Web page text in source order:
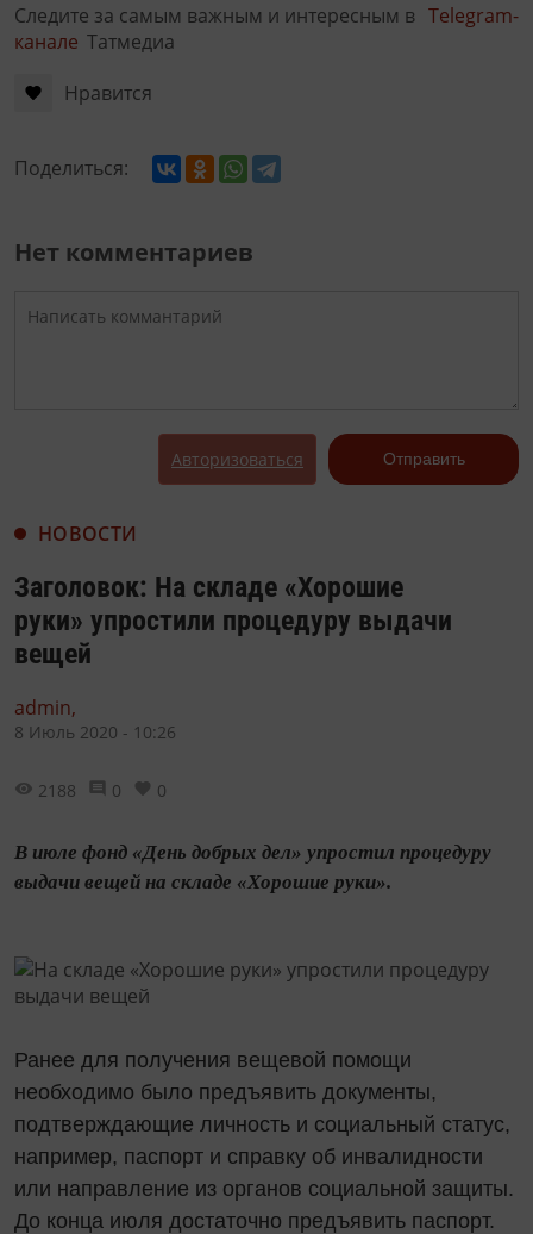
Следите за самым важным и интересным в Telegram-
канале Татмедиа
Нравится
Поделиться:
Нет комментариев
Авторизоваться Отправить
НОВОСТИ
Заголовок: На складе «Хорошие
руки» упростили процедуру выдачи
вещей
admin,
8 Июль 2020 - 10:26
2188 0 0
В июле фонд «День добрых дел» упростил процедуру
выдачи вещей на складе «Хорошие руки».
Ранее для получения вещевой помощи
необходимо было предъявить документы,
подтверждающие личность и социальный статус,
например, паспорт и справку об инвалидности
или направление из органов социальной защиты.
До конца июля достаточно предъявить паспорт.